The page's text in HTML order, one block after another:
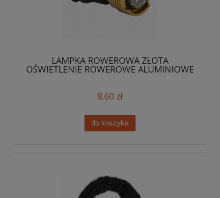
LAMPKA ROWEROWA ZŁOTA
OŚWIETLENIE ROWEROWE ALUMINIOWE
8,60 zł
do koszyka